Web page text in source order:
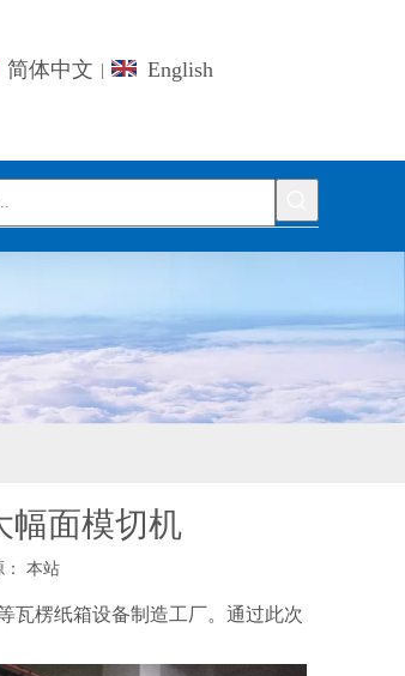
简体中文 | English
幅面模切机
本站
瓦楞纸箱设备制造工厂。通过此次